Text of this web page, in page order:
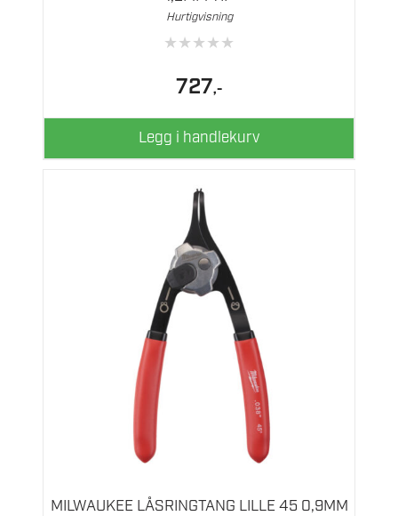
Hurtigvisning
★★★★★
727,-
Legg i handlekurv
MILWAUKEE LÅSRINGTANG LILLE 45 0,9MM